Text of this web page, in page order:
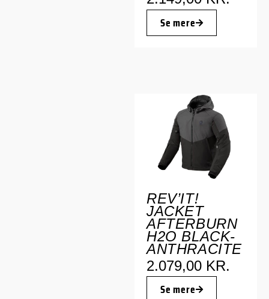
Se mere
REV’IT!
JACKET
AFTERBURN
H2O BLACK-
ANTHRACITE
2.079,00 KR.
Se mere